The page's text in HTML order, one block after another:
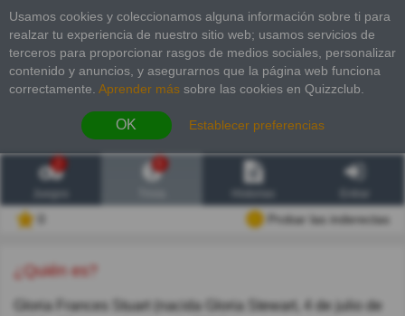
Usamos cookies y coleccionamos alguna información sobre ti para
realzar tu experiencia de nuestro sitio web; usamos servicios de
terceros para proporcionar rasgos de medios sociales, personalizar
contenido y anuncios, y asegurarnos que la página web funciona
correctamente. Aprender más sobre las cookies en Quizzclub.
OK Establecer preferencias
2
Probar las inderectas
¿Quién es?
Gloria Frances Stuart (nacida Gloria Stewart, 4 de julio de